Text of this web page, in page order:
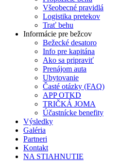
Všeobecné pravidlá
Logistika pretekov
Trať behu
Informácie pre bežcov
Bežecké desatoro
Info pre kapitána
Ako sa pripraviť
Prenájom auta
Ubytovanie
Časté otázky (FAQ)
APP OTKD
TRIČKÁ JOMA
Účastnícke benefity
Výsledky
Galéria
Partneri
Kontakt
NA STIAHNUTIE